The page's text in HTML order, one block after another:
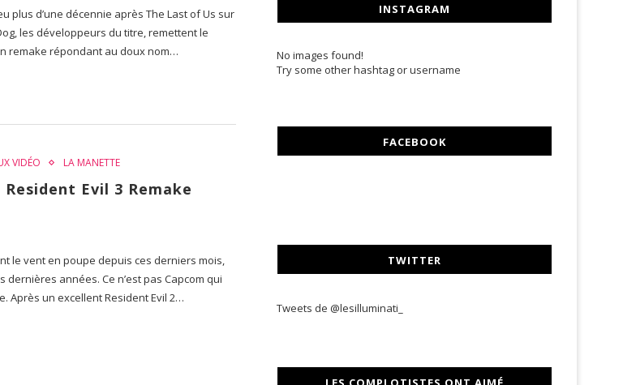
plus d’une décennie après The Last of Us sur
les développeurs du titre, remettent le
remake répondant au doux nom…
VIDÉO LA MANETTE
Evil 3 Remake
le vent en poupe depuis ces derniers mois,
dernières années. Ce n’est pas Capcom qui
Après un excellent Resident Evil 2…
INSTAGRAM
No images found!
Try some other hashtag or username
FACEBOOK
TWITTER
Tweets de @lesilluminati_